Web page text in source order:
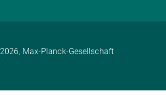
2026, Max-Planck-Gesellschaft